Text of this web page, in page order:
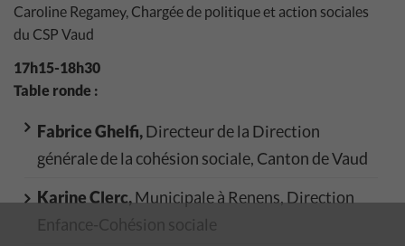
Caroline Regamey, Chargée de politique et action sociales
du CSP Vaud
17h15-18h30
Table ronde :
Fabrice Ghelfi,Directeur de la Direction
générale de la cohésion sociale, Canton de Vaud
Karine Clerc,Municipale à Renens, Direction
Enfance-Cohésion sociale